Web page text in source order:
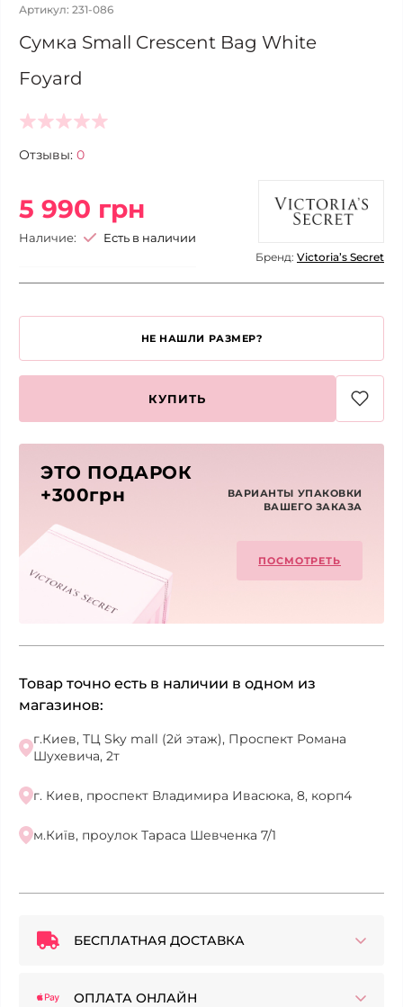
Артикул: 231-086
Сумка Small Crescent Bag White
Foyard
Отзывы: 0
5 990 грн
Наличие: Есть в наличии
Бренд: Victoria’s Secret
НЕ НАШЛИ РАЗМЕР?
КУПИТЬ
ЭТО ПОДАРОК
+300грн
ВАРИАНТЫ УПАКОВКИ
ВАШЕГО ЗАКАЗА
ПОСМОТРЕТЬ
Товар точно есть в наличии в одном из
магазинов:
г.Киев, ТЦ Sky mall (2й этаж), Проспект Романа
Шухевича, 2т
г. Киев, проспект Владимира Ивасюка, 8, корп4
м.Київ, проулок Тараса Шевченка 7/1
БЕСПЛАТНАЯ ДОСТАВКА
ОПЛАТА ОНЛАЙН